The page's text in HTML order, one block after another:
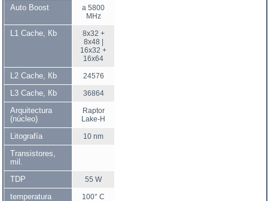
Auto Boost
a 5800
MHz
L1 Cache, Кb
8x32 +
8x48 |
16x32 +
16x64
L2 Cache, Кb 24576
L3 Cache, Кb 36864
Arquitectura
(núcleo)
Raptor
Lake-H
Litografía 10 nm
Transistores,
mil.
TDP
55 W
temperatura
100° C